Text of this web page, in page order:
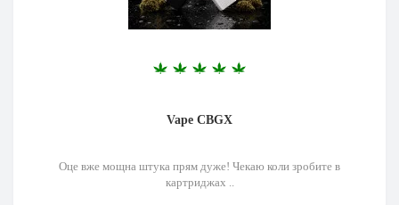
Vape CBGX
Оце вже мощна штука прям дуже! Чекаю коли зробите в
картриджах ..